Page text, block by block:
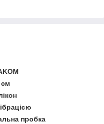
см
пробка